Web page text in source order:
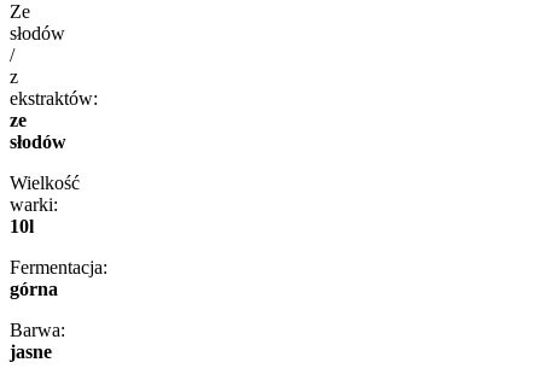
Ze
słodów
/
z
ekstraktów:
ze
słodów
Wielkość
warki:
10l
Fermentacja:
górna
Barwa:
jasne